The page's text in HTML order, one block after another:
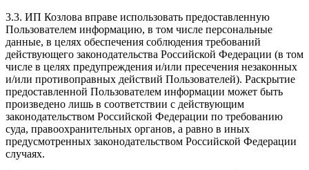
3.3. ИП Козлова вправе использовать предоставленную
Пользователем информацию, в том числе персональные
данные, в целях обеспечения соблюдения требований
действующего законодательства Российской Федерации (в том
числе в целях предупреждения и/или пресечения незаконных
и/или противоправных действий Пользователей). Раскрытие
предоставленной Пользователем информации может быть
произведено лишь в соответствии с действующим
законодательством Российской Федерации по требованию
суда, правоохранительных органов, а равно в иных
предусмотренных законодательством Российской Федерации
случаях.